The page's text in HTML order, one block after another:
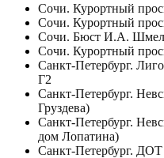
Сочи. Курортный
Сочи. Курортный
Сочи. Бюст И.А.
Сочи. Курортный
Санкт-Петербург.
Г2
Санкт-Петербург.
Груздева)
Санкт-Петербург.
дом Лопатина)
Санкт-Петербург.